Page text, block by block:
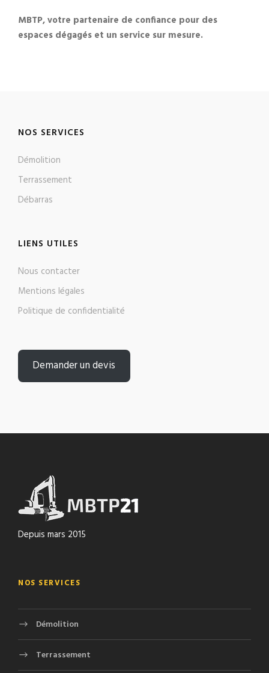
MBTP, votre partenaire de confiance pour des
espaces dégagés et un service sur mesure.
NOS SERVICES
Démolition
Terrassement
Débarras
LIENS UTILES
Nous contacter
Mentions légales
Politique de confidentialité
Demander un devis
Depuis mars 2015
NOS SERVICES
Démolition
Terrassement